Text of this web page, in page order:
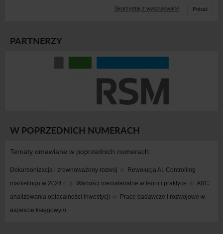
Skorzystaj z wyszukiwarki Pokaż
PARTNERZY
W POPRZEDNICH NUMERACH
Tematy omawiane w poprzednich numerach:
Dekarbonizacja i zrównoważony rozwój
Rewolucja AI. Controlling
marketingu w 2024 r.
Wartości niematerialne w teorii i praktyce
ABC
analizowania opłacalności inwestycji
Prace badawcze i rozwojowe w
aspekcie księgowym